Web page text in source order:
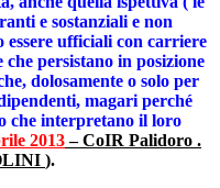
e sostanziali e non
essere ufficiali con carriere
persistano in posizione
dolosamente o solo per
magari perché
che interpretano il loro
2013– CoIR Palidoro .
).